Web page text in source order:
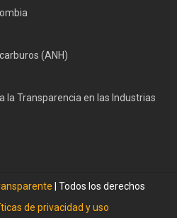
(ANH)
la Transparencia en las Industrias
| Todos los derechos
de privacidad y uso